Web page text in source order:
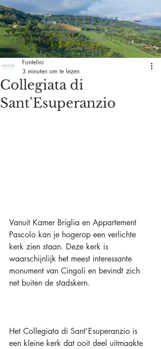
Collegiata di
Sant'Esuperanzio
Fontelini
3 minuten om te lezen
Vanuit Kamer Briglia en Appartement
Pascolo kan je hogerop een verlichte
kerk zien staan. Deze kerk is
waarschijnlijk het meest interessante
monument van Cingoli en bevindt zich
net buiten de stadskern.
Het Collegiata di Sant'Esuperanzio is
een kleine kerk dat ooit deel uitmaakte